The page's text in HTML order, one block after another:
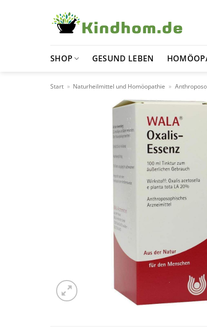
SHOP GESUND LEBEN
Start » Naturheilmittel und Homöopathie »